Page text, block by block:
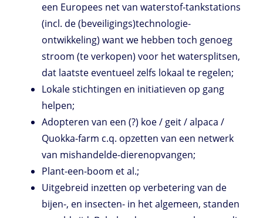
een Europees net van waterstof-tankstations
(incl. de (beveiligings)technologie-
ontwikkeling) want we hebben toch genoeg
stroom (te verkopen) voor het watersplitsen,
dat laatste eventueel zelfs lokaal te regelen;
Lokale stichtingen en initiatieven op gang
helpen;
Adopteren van een (?) koe / geit / alpaca /
Quokka-farm c.q. opzetten van een netwerk
van mishandelde-dierenopvangen;
Plant-een-boom et al.;
Uitgebreid inzetten op verbetering van de
bijen-, en insecten- in het algemeen, standen